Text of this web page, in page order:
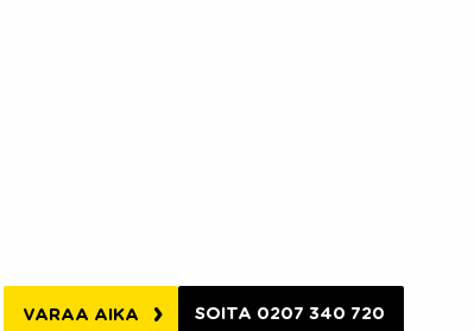
VARAA AIKA SOITA 0207 340 720